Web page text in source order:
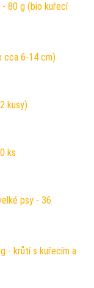
- 80 g (bio kuřecí
cca 6-14 cm)
kusy)
ks
psy - 36
- krůtí s kuřecím a